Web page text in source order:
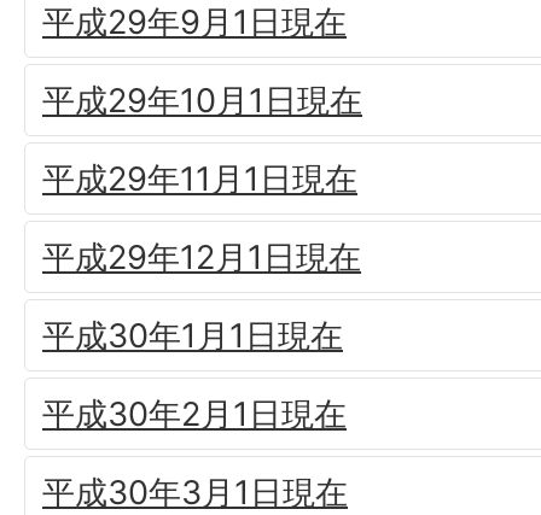
平成29年9月1日現在
平成29年10月1日現在
平成29年11月1日現在
平成29年12月1日現在
平成30年1月1日現在
平成30年2月1日現在
平成30年3月1日現在